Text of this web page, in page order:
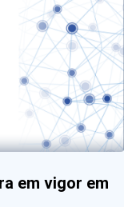
em vigor em